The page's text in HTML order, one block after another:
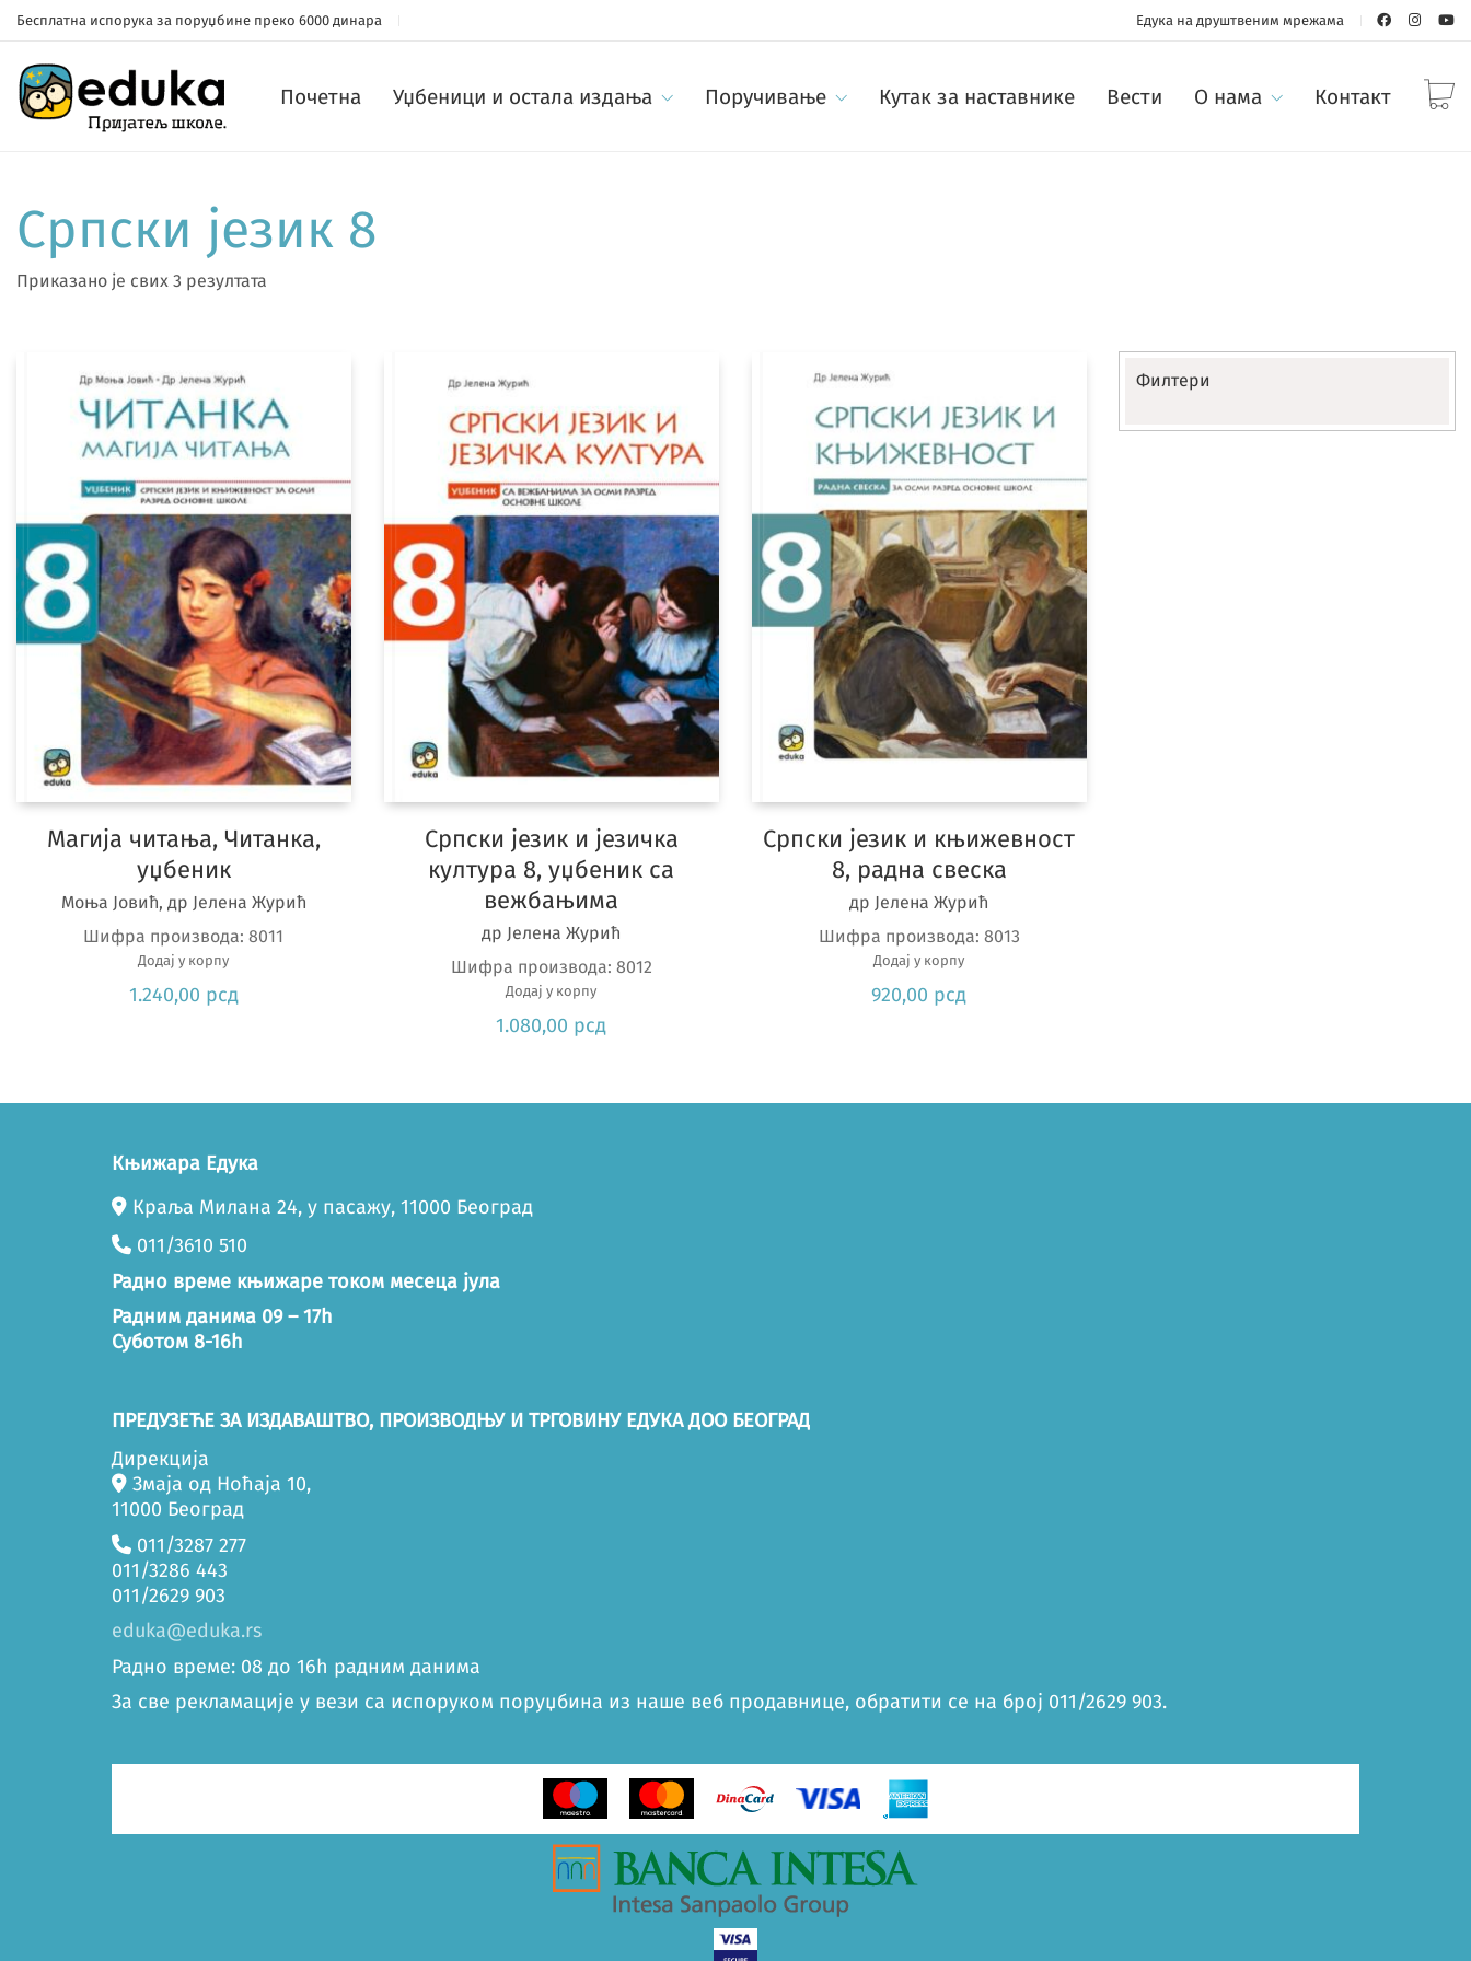
Бесплатна испорука за поруџбине преко 6000 динара Едука на друштвеним мрежама
Почетна Уџбеници и остала издања Поручивање Кутак за наставнике Вести О нама Контакт
Српски језик 8
Приказано је свих 3 резултата
Магија читања, Читанка,
уџбеник
Моња Јовић, др Јелена Журић
Шифра производа:8011
Додај у корпу
1.240,00 рсд
Српски језик и језичка
култура 8, уџбеник са
вежбањима
др Јелена Журић
Шифра производа: 8012
Додај у корпу
1.080,00 рсд
Српски језик и књижевност
8, радна свеска
др Јелена Журић
Шифра производа: 8013
Додај у корпу
920,00 рсд
Филтери
Књижара Едука
Краља Милана 24, у пасажу, 11000 Београд
011/3610 510
Радно време књижаре током месеца јула
Радним данима 09 – 17h
Суботом 8-16h
ПРЕДУЗЕЋЕ ЗА ИЗДАВАШТВО, ПРОИЗВОДЊУ И ТРГОВИНУ ЕДУКА ДОО БЕОГРАД
Дирекција
Змаја од Ноћаја 10,
11000 Београд
011/3287 277
011/3286 443
011/2629 903
eduka@eduka.rs
Радно време: 08 до 16h радним данима
За све рекламације у вези са испоруком поруџбина из наше веб продавнице, обратити се на број 011/2629 903.